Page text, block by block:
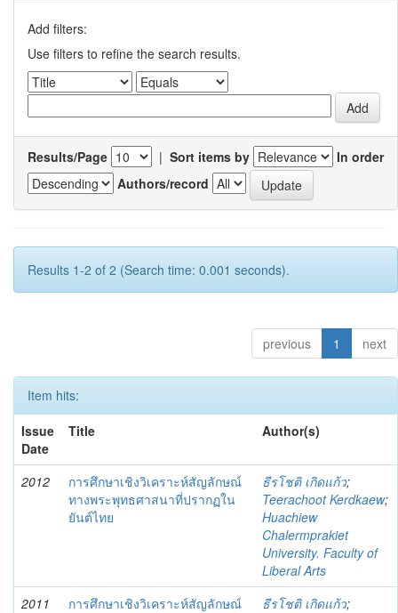
Add filters:
Use filters to refine the search results.
Results/Page | Sort items by
In order
Authors/record
Results 1-2 of 2 (Search time: 0.001 seconds).
previous 1 next
Item hits:
Issue
Date
Title Author(s)
2012
การศึกษาเชิงวิเคราะห์สัญลักษณ์
ทางพระพุทธศาสนาที่ปรากฏใน
ยันต์ไทย
ธีรโชติ เกิดแก้ว;
Teerachoot Kerdkaew;
Huachiew
Chalermprakiet
University. Faculty of
Liberal Arts
2011
การศึกษาเชิงวิเคราะห์สัญลักษณ์
ธีรโชติ เกิดแก้ว;